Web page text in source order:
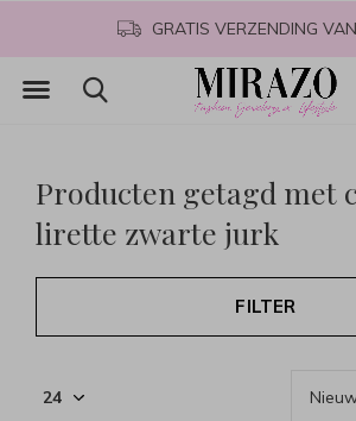
GRATIS VERZENDING
Producten getagd met
lirette zwarte jurk
FILTER